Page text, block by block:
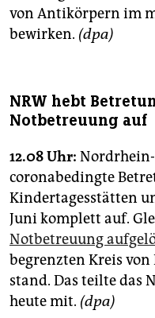
von Antikörpern im
bewirken. (dpa)
NRW hebt
Notbetreuung auf
12.08 Uhr:
coronabedingte
Kindertagesstätten
Juni komplett auf.
Notbetreuung
begrenzten Kreis
stand. Das teilte das
heute mit. (dpa)